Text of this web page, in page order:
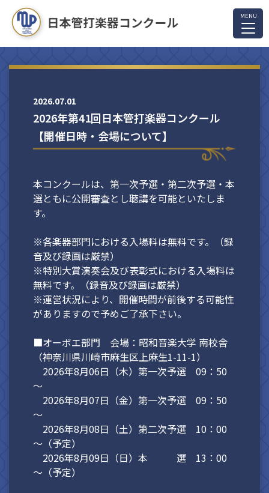
2026.07.01
2026年第41回日本管打楽器コンクール
【開催日時・会場について】
本コンクールは、第一次予選・第二次予選・本
選ともに公開審査とし聴講を可能といたしま
す。
※各楽器部門における入場料は無料です。（録
音及び録画は厳禁）
※特別大賞演奏会及び表彰式における入場料は
無料です。（録音及び録画は厳禁）
※運営状況により、開催時間が前後する可能性
がありますので予めご了承下さい。
■オーボエ部門 会場：昭和音楽大学 南校舎
（神奈川県川崎市麻生区上麻生1-11-1）
2026年8月06日（木）第一次予選 09：50
～
2026年8月07日（金）第一次予選 09：50
～
2026年8月08日（土）第二次予選 10：00
～（予定）
2026年8月09日（日）本 選 13：00
～（予定）